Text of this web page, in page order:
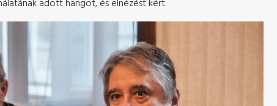
adott hangot, és elnézést kért.